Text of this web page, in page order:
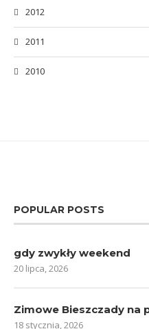
2012
2011
2010
POPULAR POSTS
gdy zwykły weekend
20 lipca, 2026
Zimowe Bieszczady na
18 stycznia, 2026